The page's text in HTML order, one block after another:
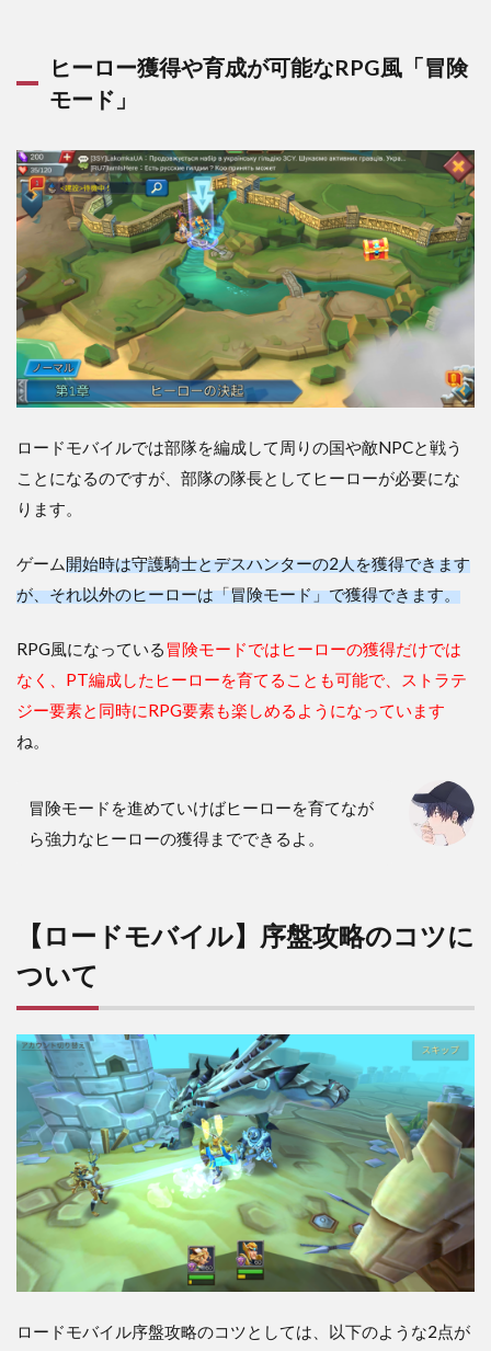
ヒーロー獲得や育成が可能なRPG風「冒険
モード」
ロードモバイルでは部隊を編成して周りの国や敵NPCと戦う
ことになるのですが、部隊の隊長としてヒーローが必要にな
ります。
ゲーム開始時は守護騎士とデスハンターの2人を獲得できます
が、それ以外のヒーローは「冒険モード」で獲得できます。
RPG風になっている冒険モードではヒーローの獲得だけでは
なく、PT編成したヒーローを育てることも可能で、ストラテ
ジー要素と同時にRPG要素も楽しめるようになっています
ね。
冒険モードを進めていけばヒーローを育てなが
ら強力なヒーローの獲得までできるよ。
【ロードモバイル】序盤攻略のコツに
ついて
ロードモバイル序盤攻略のコツとしては、以下のような2点が